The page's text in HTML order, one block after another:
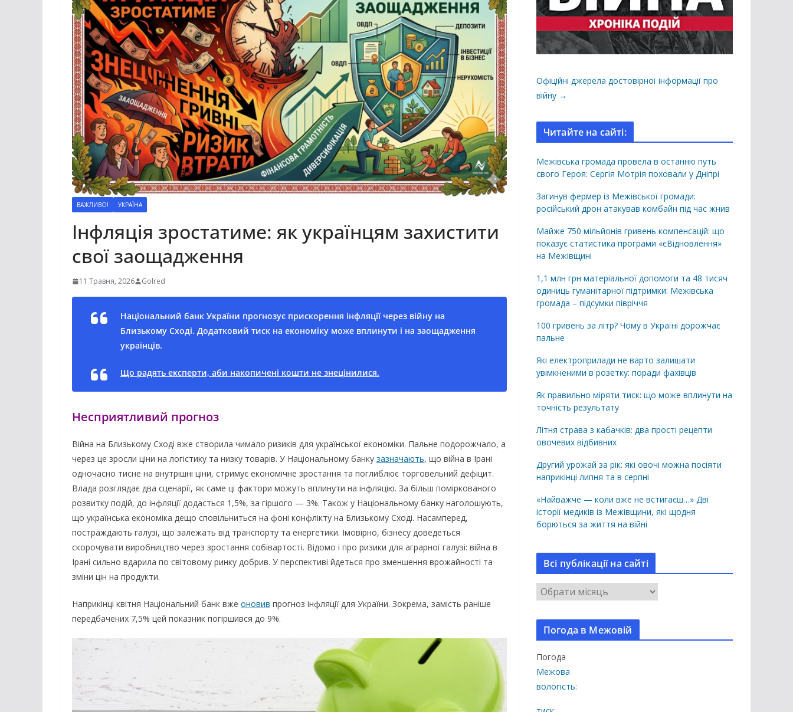
ВАЖЛИВО! УКРАЇНА
Інфляція зростатиме: як українцям захистити
свої заощадження
11 Травня, 2026 Golred
Національний банк України прогнозує прискорення інфляції через війну на
Близькому Сході. Додатковий тиск на економіку може вплинути і на заощадження
українців.
Що радять експерти, аби накопичені кошти не знецінилися.
Несприятливий прогноз
Війна на Близькому Сході вже створила чимало ризиків для української економіки. Пальне подорожчало, а
через це зросли ціни на логістику та низку товарів. У Національному банку зазначають, що війна в Ірані
одночасно тисне на внутрішні ціни, стримує економічне зростання та поглиблює торговельний дефіцит.
Влада розглядає два сценарії, як саме ці фактори можуть вплинути на інфляцію. За більш поміркованого
розвитку подій, до інфляції додасться 1,5%, за гіршого — 3%. Також у Національному банку наголошують,
що українська економіка дещо сповільниться на фоні конфлікту на Близькому Сході. Насамперед,
постраждають галузі, що залежать від транспорту та енергетики. Імовірно, бізнесу доведеться
скорочувати виробництво через зростання собівартості. Відомо і про ризики для аграрної галузі: війна в
Ірані сильно вдарила по світовому ринку добрив. У перспективі йдеться про зменшення врожайності та
зміни цін на продукти.
Наприкінці квітня Національний банк вже оновив прогноз інфляції для України. Зокрема, замість раніше
передбачених 7,5% цей показник погіршився до 9%.
Офіційні джерела достовірної інформації про
війну →
Читайте на сайті:
Межівська громада провела в останню путь
свого Героя: Сергія Мотрія поховали у Дніпрі
Загинув фермер із Межівської громади:
російський дрон атакував комбайн під час жнив
Майже 750 мільйонів гривень компенсацій: що
показує статистика програми «єВідновлення»
на Межівщині
1,1 млн грн матеріальної допомоги та 48 тисяч
одиниць гуманітарної підтримки: Межівська
громада – підсумки півріччя
100 гривень за літр? Чому в Україні дорожчає
пальне
Які електроприлади не варто залишати
увімкненими в розетку: поради фахівців
Як правильно міряти тиск: що може вплинути на
точність результату
Літня страва з кабачків: два прості рецепти
овочевих відбивних
Другий урожай за рік: які овочі можна посіяти
наприкінці липня та в серпні
«Найважче — коли вже не встигаєш…» Дві
історії медиків із Межівщини, які щодня
борються за життя на війні
Всі публікації на сайті
В
с
і
б
л
і
к
Погода в Межовій
Погода
Межова
вологість: